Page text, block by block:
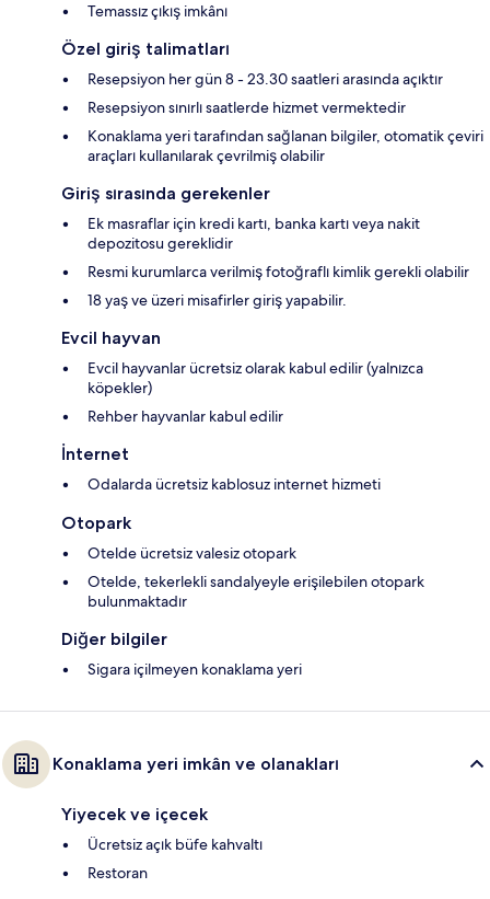
Temassız çıkış imkânı
Özel giriş talimatları
Resepsiyon her gün 8 - 23.30 saatleri arasında açıktır
Resepsiyon sınırlı saatlerde hizmet vermektedir
Konaklama yeri tarafından sağlanan bilgiler, otomatik çeviri
araçları kullanılarak çevrilmiş olabilir
Giriş sırasında gerekenler
Ek masraflar için kredi kartı, banka kartı veya nakit
depozitosu gereklidir
Resmi kurumlarca verilmiş fotoğraflı kimlik gerekli olabilir
18 yaş ve üzeri misafirler giriş yapabilir.
Evcil hayvan
Evcil hayvanlar ücretsiz olarak kabul edilir (yalnızca
köpekler)
Rehber hayvanlar kabul edilir
İnternet
Odalarda ücretsiz kablosuz internet hizmeti
Otopark
Otelde ücretsiz valesiz otopark
Otelde, tekerlekli sandalyeyle erişilebilen otopark
bulunmaktadır
Diğer bilgiler
Sigara içilmeyen konaklama yeri
Konaklama yeri imkân ve olanakları
Yiyecek ve içecek
Ücretsiz açık büfe kahvaltı
Restoran